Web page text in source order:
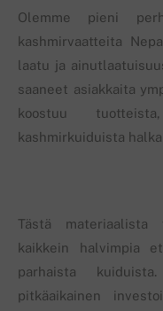
Olemme pieni
kashmirvaatteita
laatu ja
saaneet asiakkaita
koostuu
kashmirkuiduista
Tästä
kaikkein halvimpia
parhaista
pitkäaikainen